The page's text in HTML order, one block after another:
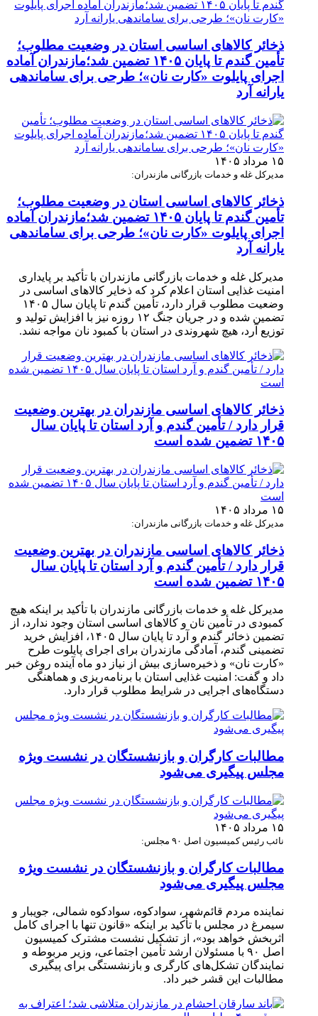
ذخائر کالاهای اساسی استان در وضعیت مطلوب؛
تأمین گندم تا پایان ۱۴۰۵ تضمین شد؛مازندران آماده
اجرای پایلوت «کارت نان»؛ طرحی برای ساماندهی
یارانه آرد
۱۵ مرداد ۱۴۰۵
مدیرکل غله و خدمات بازرگانی مازندران:
ذخائر کالاهای اساسی استان در وضعیت مطلوب؛
تأمین گندم تا پایان ۱۴۰۵ تضمین شد؛مازندران آماده
اجرای پایلوت «کارت نان»؛ طرحی برای ساماندهی
یارانه آرد
مدیرکل غله و خدمات بازرگانی مازندران با تأکید بر پایداری
امنیت غذایی استان اعلام کرد که ذخایر کالاهای اساسی در
وضعیت مطلوب قرار دارد، تأمین گندم تا پایان سال ۱۴۰۵
تضمین شده و در جریان جنگ ۱۲ روزه نیز با افزایش تولید و
توزیع آرد، هیچ شهروندی در استان با کمبود نان مواجه نشد.
ذخائر کالاهای اساسی مازندران در بهترین وضعیت
قرار دارد / تأمین گندم و آرد استان تا پایان سال
۱۴۰۵ تضمین شده است
۱۵ مرداد ۱۴۰۵
مدیرکل غله و خدمات بازرگانی مازندران:
ذخائر کالاهای اساسی مازندران در بهترین وضعیت
قرار دارد / تأمین گندم و آرد استان تا پایان سال
۱۴۰۵ تضمین شده است
مدیرکل غله و خدمات بازرگانی مازندران با تأکید بر اینکه هیچ
کمبودی در تأمین نان و کالاهای اساسی استان وجود ندارد، از
تضمین ذخائر گندم و آرد تا پایان سال ۱۴۰۵، افزایش خرید
تضمینی گندم، آمادگی مازندران برای اجرای پایلوت طرح
«کارت نان» و ذخیره‌سازی بیش از نیاز دو ماه آینده روغن خبر
داد و گفت: امنیت غذایی استان با برنامه‌ریزی و هماهنگی
دستگاه‌های اجرایی در شرایط مطلوب قرار دارد.
مطالبات کارگران و بازنشستگان در نشست ویژه
مجلس پیگیری می‌شود
۱۵ مرداد ۱۴۰۵
نائب رئیس کمیسیون اصل ۹۰ مجلس:
مطالبات کارگران و بازنشستگان در نشست ویژه
مجلس پیگیری می‌شود
نماینده مردم قائم‌شهر، سوادکوه، سوادکوه شمالی، جویبار و
سیمرغ در مجلس با تأکید بر اینکه «قانون تنها با اجرای کامل
اثربخش خواهد بود»، از تشکیل نشست مشترک کمیسیون
اصل ۹۰ با مسئولان ارشد تأمین اجتماعی، وزیر مربوطه و
نمایندگان تشکل‌های کارگری و بازنشستگی برای پیگیری
مطالبات این قشر خبر داد.